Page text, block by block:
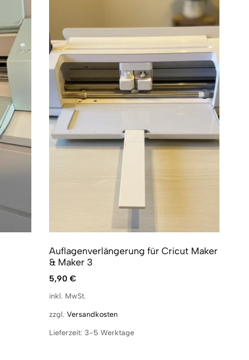
Auflagenverlängerung für Cricut Maker
& Maker 3
5,90 €
inkl. MwSt.
zzgl. Versandkosten
Lieferzeit: 3-5 Werktage